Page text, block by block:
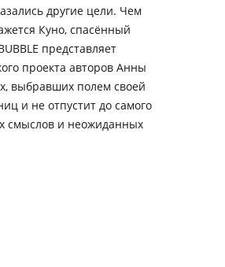
другие цели. Чем
Куно, спасённый
представляет
проекта авторов Анны
выбравших полем своей
и не отпустит до самого
смыслов и неожиданных